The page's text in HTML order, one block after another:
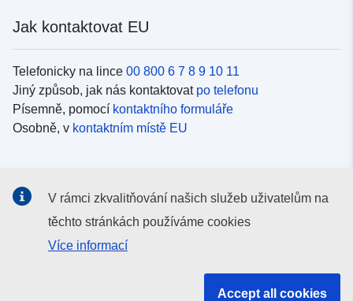
Jak kontaktovat EU
Telefonicky na lince 00 800 6 7 8 9 10 11
Jiný způsob, jak nás kontaktovat po telefonu
Písemně, pomocí kontaktního formuláře
Osobně, v kontaktním místě EU
Vyhledávání informačních kanálů EU vsociálních médiích
V rámci zkvalitňování našich služeb uživatelům na
těchto stránkách používáme cookies
Více informací
Accept all cookies